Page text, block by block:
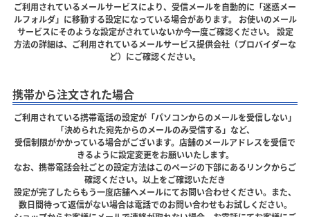
ご利用されているメールサービスにより、受信メールを自動的に「迷惑メー
ルフォルダ」に移動する設定になっている場合があります。 お使いのメール
サービスにそのような設定がされていないか今一度ご確認ください。 設定
方法の詳細は、ご利用されているメールサービス提供会社（プロバイダーな
ど）にご確認ください。
携帯から注文された場合
ご利用されている携帯電話の設定が「パソコンからのメールを受信しない」
「決められた宛先からのメールのみ受信する」など、
受信制限がかかっている場合がございます。店舗のメールアドレスを受信で
きるように設定変更をお願いいたします。
なお、携帯電話会社ごとの設定方法はこのページの下部にあるリンクからご
確認ください。以上をご確認いただき
設定が完了したらもう一度店舗へメールにてお問い合わせください。また、
数日間待って返信がない場合は電話でのお問い合わせもお試しください。